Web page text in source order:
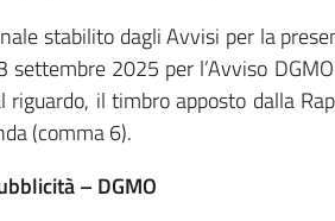
stabilito dagli Avvisi per la
settembre 2025 per l’Avviso
riguardo, il timbro apposto dalla
(comma 6).
– DGMO